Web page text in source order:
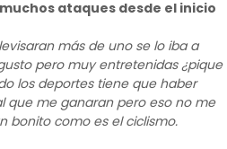
ataques desde el inicio
más de uno se lo iba a
pero muy entretenidas ¿pique
los deportes tiene que haber
que me ganaran pero eso no me
bonito como es el ciclismo.